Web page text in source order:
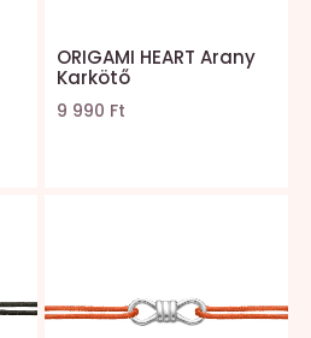
ORIGAMI HEART Arany
Karkötő
9 990 Ft